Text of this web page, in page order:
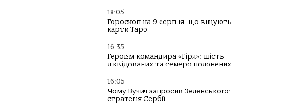
18:05
Гороскоп на 9 серпня: що віщують
карти Таро
16:35
Героїзм командира «Гіря»: шість
ліквідованих та семеро полонених
16:05
Чому Вучич запросив Зеленського:
стратегія Сербії